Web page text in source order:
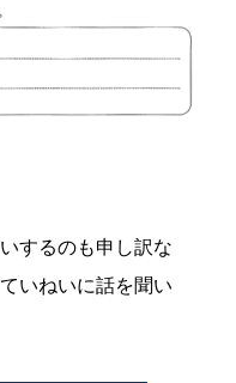
するのも申し訳な
いねいに話を聞い